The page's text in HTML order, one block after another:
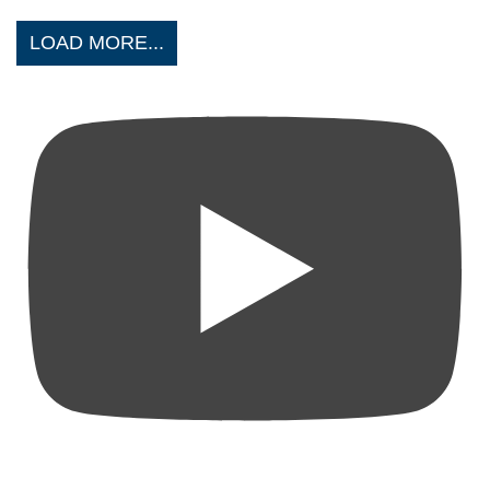
LOAD MORE...